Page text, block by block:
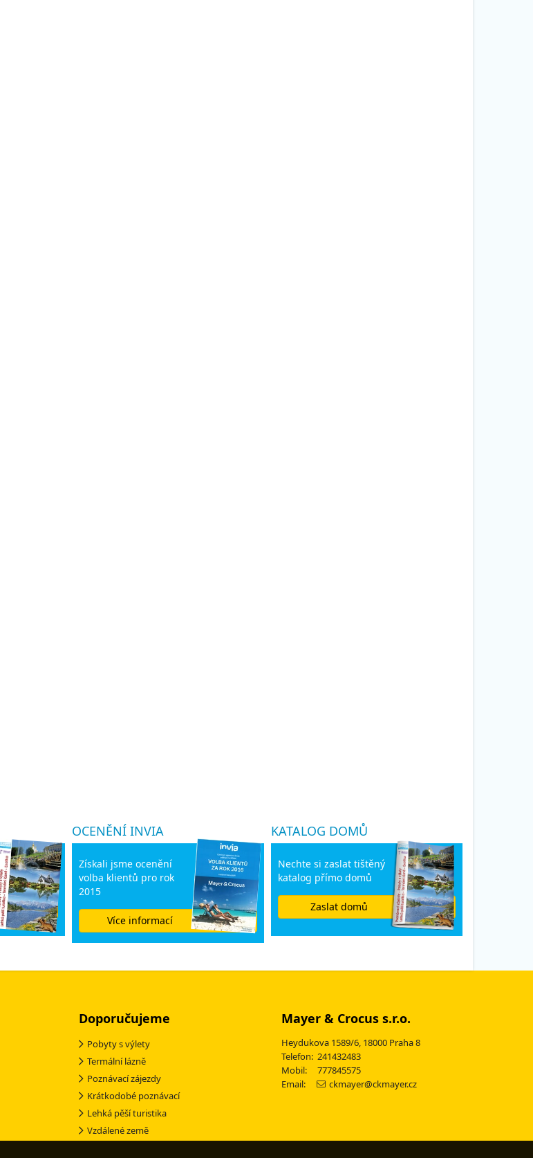
OCENĚNÍ INVIA
Získali jsme ocenění
volba klientů pro rok
2015
Více informací
KATALOG DOMŮ
Nechte si zaslat tištěný
katalog přímo domů
Zaslat domů
Doporučujeme
Pobyty s výlety
Termální lázně
Poznávací zájezdy
Krátkodobé poznávací
Lehká pěší turistika
Vzdálené země
Mayer & Crocus s.r.o.
Heydukova 1589/6, 18000 Praha 8
Telefon: 241432483
Mobil: 777845575
Email:
ckmayer@ckmayer.cz